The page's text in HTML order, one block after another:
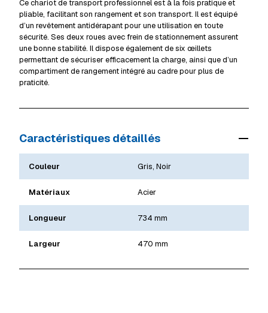
Ce chariot de transport professionnel est à la fois pratique et
pliable, facilitant son rangement et son transport. Il est équipé
d’un revêtement antidérapant pour une utilisation en toute
sécurité. Ses deux roues avec frein de stationnement assurent
une bonne stabilité. Il dispose également de six œillets
permettant de sécuriser efficacement la charge, ainsi que d’un
compartiment de rangement intégré au cadre pour plus de
praticité.
Caractéristiques détaillés
Couleur Gris, Noir
Matériaux Acier
Longueur 734 mm
Largeur 470 mm